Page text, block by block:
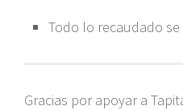
Todo lo recaudado
Gracias por apoyar a